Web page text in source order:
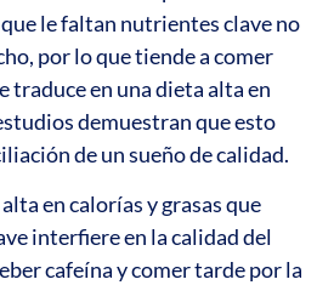
le faltan nutrientes clave no
por lo que tiende a comer
traduce en una dieta alta en
demuestran que esto
de un sueño de calidad.
en calorías y grasas que
interfiere en la calidad del
cafeína y comer tarde por la